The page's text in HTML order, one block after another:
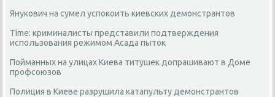
Янукович на сумел успокоить киевских демонстрантов
Time: криминалисты представили подтверждения
использования режимом Асада пыток
Пойманных на улицах Киева титушек допрашивают в Доме
профсоюзов
Полиция в Киеве разрушила катапульту демонстрантов